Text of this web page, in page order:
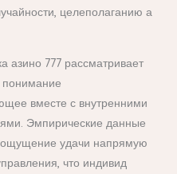
целеполаганию а
азино 777 рассматривает
понимание
вместе с внутренними
Эмпирические данные
ощущение удачи напрямую
что индивид